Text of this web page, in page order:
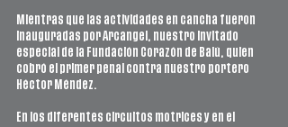
Mientras que las actividades en cancha fueron
inauguradas por Arcangel, nuestro invitado
especial de la Fundación Corazón de Balú, quien
cobró el primer penal contra nuestro portero
Héctor Méndez.
En los diferentes circuitos motrices y en el